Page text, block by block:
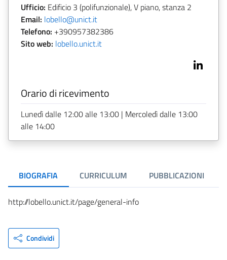
Ufficio: Edificio 3 (polifunzionale), V piano, stanza 2
Email: lobello@unict.it
Telefono: +390957382386
Sito web: lobello.unict.it
Orario di ricevimento
Lunedì dalle 12:00 alle 13:00 | Mercoledì dalle 13:00
alle 14:00
BIOGRAFIA CURRICULUM PUBBLICAZIONI
http://lobello.unict.it/page/general-info
Condividi